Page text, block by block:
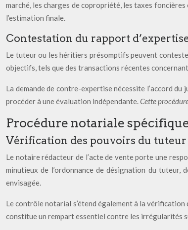
marché, les charges de copropriété, les taxes
l’estimation finale.
Contestation du rapport
Le tuteur ou les héritiers présomptifs peuvent
objectifs, tels que des transactions récentes
La demande de contre-expertise nécessite l’accord
procéder à une évaluation indépendante.Cette
Procédure notariale
Vérification des pouvoirs du
Le notaire rédacteur de l’acte de vente porte une
minutieux de l’ordonnance de désignation du
envisagée.
Le contrôle notarial s’étend également à la vérification
constitue un rempart essentiel contre les irrégularités